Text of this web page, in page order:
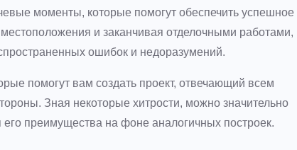
моменты, которые помогут обеспечить успешное
и заканчивая отделочными работами,
ошибок и недоразумений.
помогут вам создать проект, отвечающий всем
Зная некоторые хитрости, можно значительно
его преимущества на фоне аналогичных построек.